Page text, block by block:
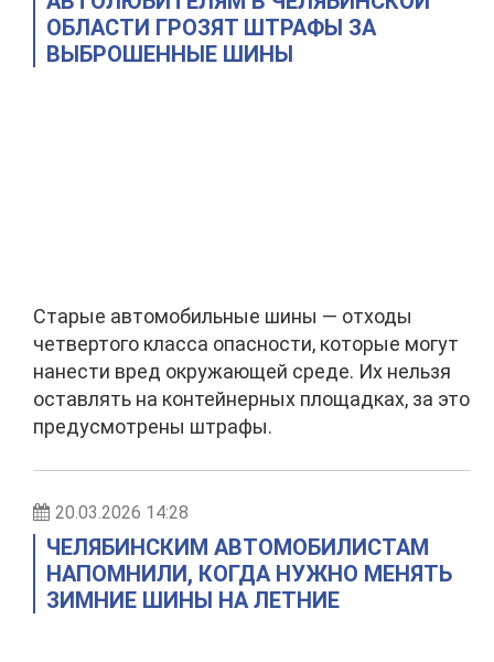
ОБЛАСТИ ГРОЗЯТ ШТРАФЫ ЗА
ВЫБРОШЕННЫЕ ШИНЫ
Старые автомобильные шины — отходы
четвертого класса опасности, которые могут
нанести вред окружающей среде. Их нельзя
оставлять на контейнерных площадках, за это
предусмотрены штрафы.
20.03.2026 14:28
ЧЕЛЯБИНСКИМ АВТОМОБИЛИСТАМ
НАПОМНИЛИ, КОГДА НУЖНО МЕНЯТЬ
ЗИМНИЕ ШИНЫ НА ЛЕТНИЕ